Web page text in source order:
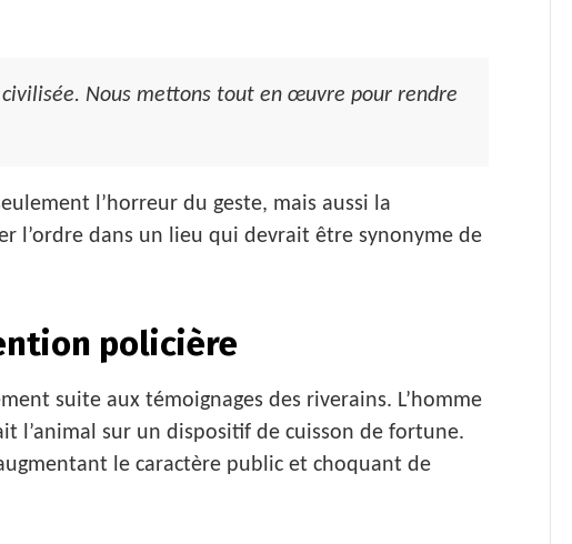
civilisée. Nous mettons tout en œuvre pour rendre
l’horreur du geste, mais aussi la
l’ordre dans un lieu qui devrait être synonyme de
policière
suite aux témoignages des riverains. L’homme
l’animal sur un dispositif de cuisson de fortune.
le caractère public et choquant de